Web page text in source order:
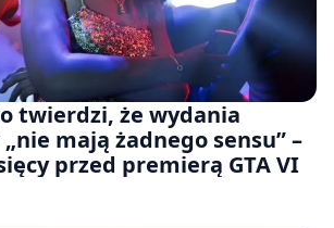
twierdzi, że wydania
mają żadnego sensu” –
przed premierą GTA VI